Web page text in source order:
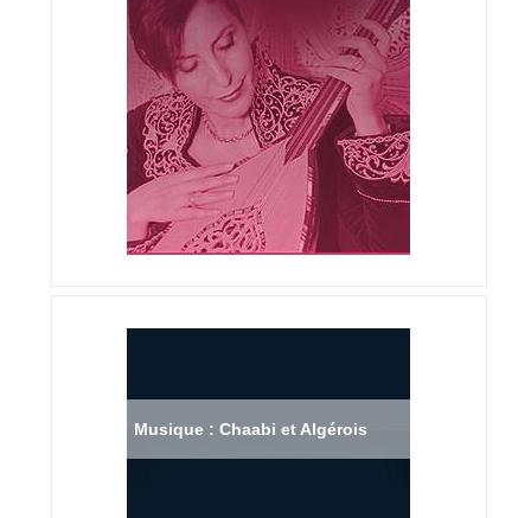
Musique : Chaabi et Algérois